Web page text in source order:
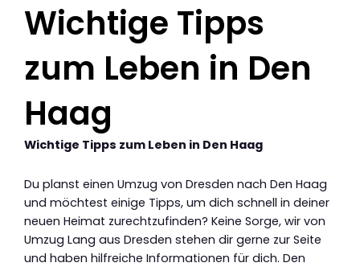
Wichtige Tipps
zum Leben in Den
Haag
Wichtige Tipps zum Leben in Den Haag
Du planst einen Umzug von Dresden nach Den Haag
und möchtest einige Tipps, um dich schnell in deiner
neuen Heimat zurechtzufinden? Keine Sorge, wir von
Umzug Lang aus Dresden stehen dir gerne zur Seite
und haben hilfreiche Informationen für dich. Den